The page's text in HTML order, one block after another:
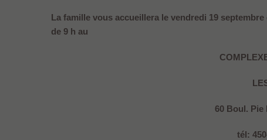
La famille vous accueillera le vendredi 19
de 9 h au
60 Boul. Pie
tél: